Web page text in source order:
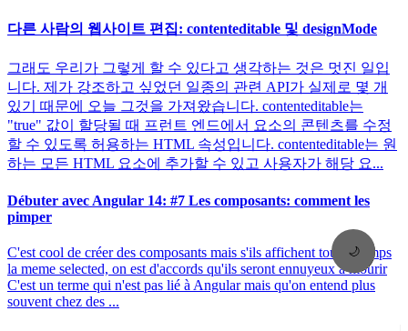
🌙
다른 사람의 웹사이트 편집: contenteditable 및 designMode
그래도 우리가 그렇게 할 수 있다고 생각하는 것은 멋진 일입
니다. 제가 강조하고 싶었던 일종의 관련 API가 실제로 몇 개
있기 때문에 오늘 그것을 가져왔습니다. contenteditable는
"true" 값이 할당될 때 프런트 엔드에서 요소의 콘텐츠를 수정
할 수 있도록 허용하는 HTML 속성입니다. contenteditable는 원
하는 모든 HTML 요소에 추가할 수 있고 사용자가 해당 요...
Débuter avec Angular 14: #7 Les composants: comment les
pimper
C'est cool de créer des composants mais s'ils affichent tout le temps
la meme selected, on est d'accords qu'ils seront ennuyeux à mourir
C'est un terme qui n'est pas lié à Angular mais qu'on entend plus
souvent chez des ...